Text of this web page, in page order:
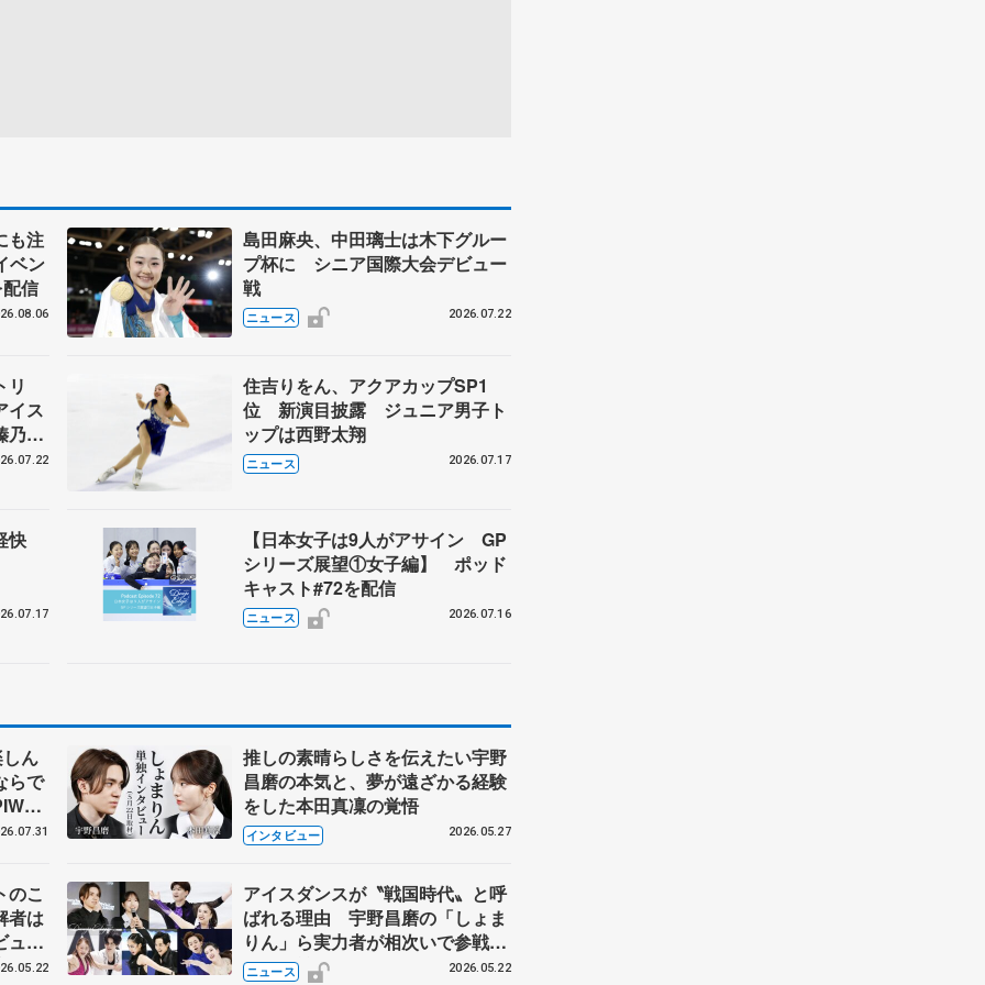
も注
ベン
信
島田麻央、中田璃士は木下グルー
プ杯に シニア国際大会デビュー
戦
ニュース 2026.07.22
リ
ス
乃、
住吉りをん、アクアカップSP1
位 新演目披露 ジュニア男子ト
ップは西野太翔
ニュース 2026.07.17
快
【日本女子は9人がアサイン GP
シリーズ展望①女子編】 ポッド
キャスト#72を配信
ニュース 2026.07.16
ん
らで
前
推しの素晴らしさを伝えたい宇野
昌磨の本気と、夢が遠ざかる経験
をした本田真凜の覚悟
インタビュー 2026.05.27
のこ
者は
ュー
人、
アイスダンスが〝戦国時代〟と呼
ばれる理由 宇野昌磨の「しょま
りん」ら実力者が相次いで参戦
国内の競争激化
ニュース 2026.05.22